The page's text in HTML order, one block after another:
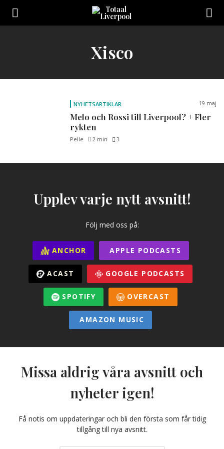
Sveriges
Liverpool
onlineXisco
NYHETSARTIKLAR 19 maj
Melo och Rossi till Liverpool? + Fler
rykten
Pelle 2 min 3
Upplev varje nytt avsnitt!
Följ med oss på:
ANCHOR APPLE PODCASTS
ACAST GOOGLE PODCASTS
SPOTIFY OVERCAST
AMAZON MUSIC
Missa aldrig våra avsnitt och
nyheter igen!
Få notis om uppdateringar och bli den första som får tidig
tillgång till nya avsnitt.